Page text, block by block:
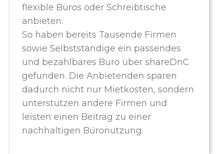
flexible Büros oder Schreibtische
anbieten.
So haben bereits Tausende Firmen
sowie Selbstständige ein passendes
und bezahlbares Büro über shareDnC
gefunden. Die Anbietenden sparen
dadurch nicht nur Mietkosten, sondern
unterstützen andere Firmen und
leisten einen Beitrag zu einer
nachhaltigen Büronutzung.